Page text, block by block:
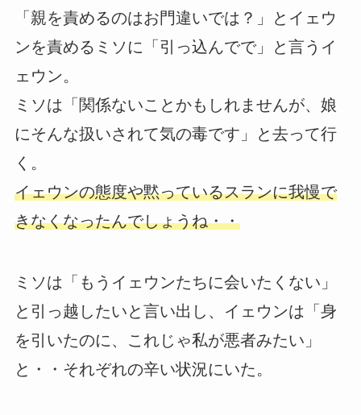
「親を責めるのはお門違いでは？」とイェウ
ンを責めるミソに「引っ込んでで」と言うイ
ェウン。
ミソは「関係ないことかもしれませんが、娘
にそんな扱いされて気の毒です」と去って行
く。
イェウンの態度や黙っているスランに我慢で
きなくなったんでしょうね・・
ミソは「もうイェウンたちに会いたくない」
と引っ越したいと言い出し、イェウンは「身
を引いたのに、これじゃ私が悪者みたい」
と・・それぞれの辛い状況にいた。